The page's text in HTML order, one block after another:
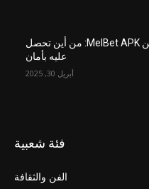
أحدث إصدار من MelBet APK: من أين تحصل
عليه بأمان
أبريل 30, 2025
فئة شعبية
الفن والثقافة